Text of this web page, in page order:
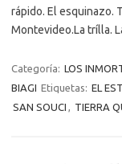
rápido. El esquinazo.
Montevideo.La trílla.
Categoría: LOS
BIAGI Etiquetas: EL
SAN SOUCI , TIERRA